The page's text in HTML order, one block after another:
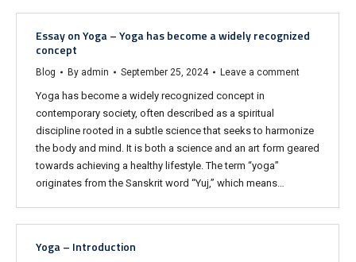
Essay on Yoga – Yoga has become a widely recognized
concept
Blog By admin September 25, 2024 Leave a comment
Yoga has become a widely recognized concept in
contemporary society, often described as a spiritual
discipline rooted in a subtle science that seeks to harmonize
the body and mind. It is both a science and an art form geared
towards achieving a healthy lifestyle. The term “yoga”
originates from the Sanskrit word “Yuj,” which means…
Yoga – Introduction